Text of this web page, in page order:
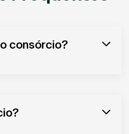
consórcio?